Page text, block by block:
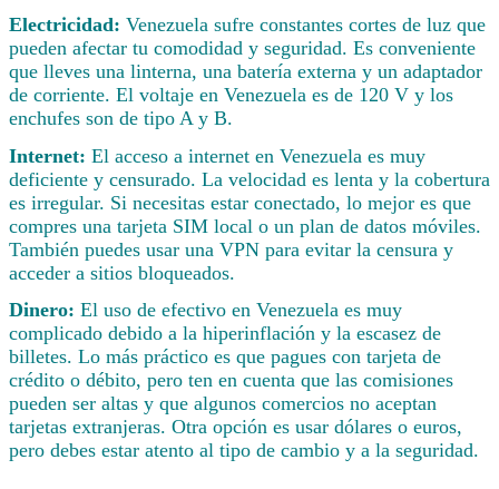
Electricidad: Venezuela sufre constantes cortes de luz que
pueden afectar tu comodidad y seguridad. Es conveniente
que lleves una linterna, una batería externa y un adaptador
de corriente. El voltaje en Venezuela es de 120 V y los
enchufes son de tipo A y B.
Internet: El acceso a internet en Venezuela es muy
deficiente y censurado. La velocidad es lenta y la cobertura
es irregular. Si necesitas estar conectado, lo mejor es que
compres una tarjeta SIM local o un plan de datos móviles.
También puedes usar una VPN para evitar la censura y
acceder a sitios bloqueados.
Dinero: El uso de efectivo en Venezuela es muy
complicado debido a la hiperinflación y la escasez de
billetes. Lo más práctico es que pagues con tarjeta de
crédito o débito, pero ten en cuenta que las comisiones
pueden ser altas y que algunos comercios no aceptan
tarjetas extranjeras. Otra opción es usar dólares o euros,
pero debes estar atento al tipo de cambio y a la seguridad.